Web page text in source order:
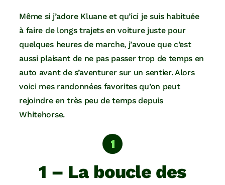
Même si j’adore Kluane et qu’ici je suis habituée
à faire de longs trajets en voiture juste pour
quelques heures de marche, j’avoue que c’est
aussi plaisant de ne pas passer trop de temps en
auto avant de s’aventurer sur un sentier. Alors
voici mes randonnées favorites qu’on peut
rejoindre en très peu de temps depuis
Whitehorse.
1 – La boucle des